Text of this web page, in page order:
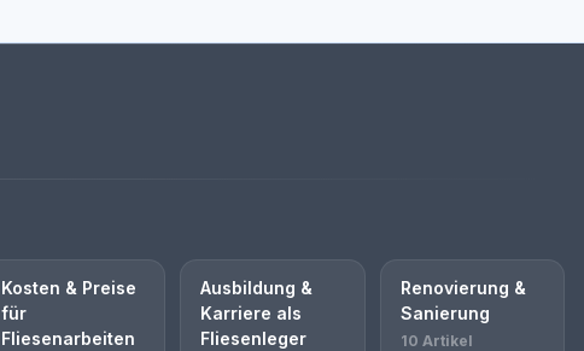
Kosten & Preise
für
Fliesenarbeiten
Ausbildung &
Karriere als
Fliesenleger
Renovierung &
Sanierung
10 Artikel